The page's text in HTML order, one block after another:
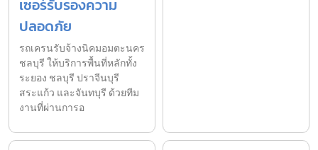
เซอร์รับรองความ
ปลอดภัย
รถเครนรับจ้างนิคมอมตะนคร
ชลบุรี ให้บริการพื้นที่หลักทั้ง
ระยอง ชลบุรี ปราจีนบุรี
สระแก้ว และจันทบุรี ด้วยทีม
งานที่ผ่านการอ